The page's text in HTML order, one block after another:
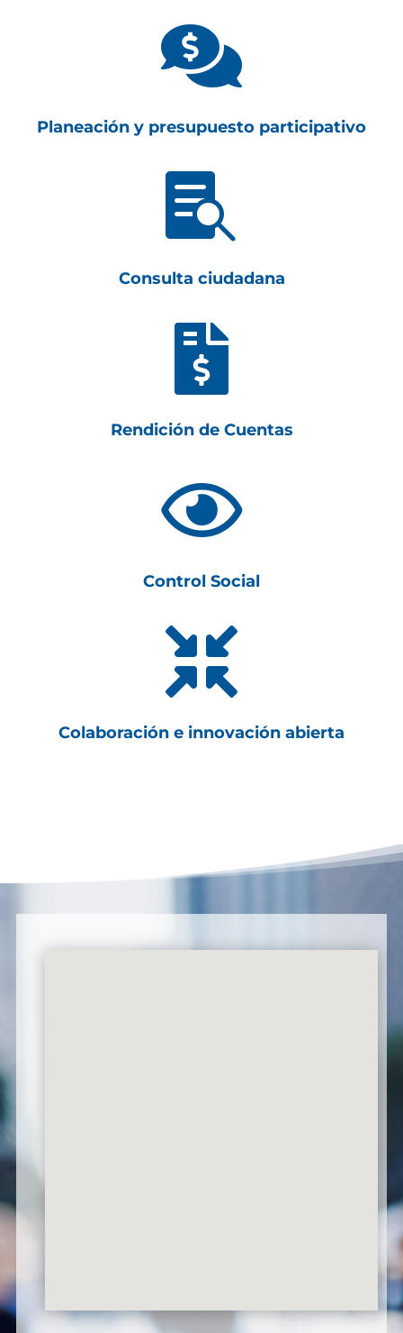

Planeación y presupuesto participativo

Consulta ciudadana

Rendición de Cuentas

Control Social

Colaboración e innovación abierta